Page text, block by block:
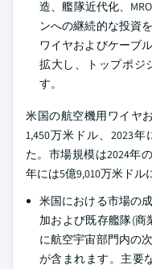
造、艦隊近代化、
ンへの継続的な投資
ワイヤおよびケーブ
拡大し、トップポジ
す。
米国の航空機用ワイヤ
1,450万米ドル、2023
た。市場規模は2024年
年には5億9,010万米ドル
米国における市場の
加および既存艦隊(
に航空宇宙部門内の
が含まれます。主要